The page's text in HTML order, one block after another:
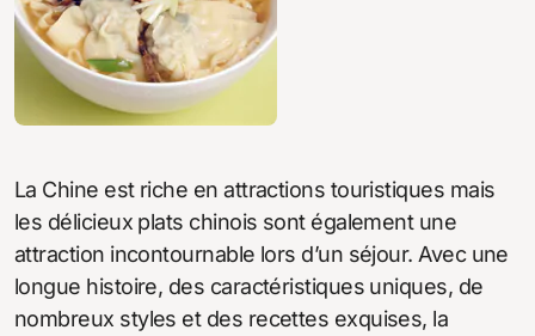
La Chine est riche en attractions touristiques mais
les délicieux plats chinois sont également une
attraction incontournable lors d’un séjour. Avec une
longue histoire, des caractéristiques uniques, de
nombreux styles et des recettes exquises, la